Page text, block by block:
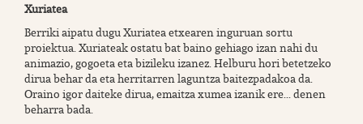
Xuriatea
Berriki aipatu dugu Xuriatea etxearen inguruan sortu
proiektua. Xuriateak ostatu bat baino gehiago izan nahi du
animazio, gogoeta eta bizileku izanez. Helburu hori betetzeko
dirua behar da eta herritarren laguntza baitezpadakoa da.
Oraino igor daiteke dirua, emaitza xumea izanik ere... denen
beharra bada.